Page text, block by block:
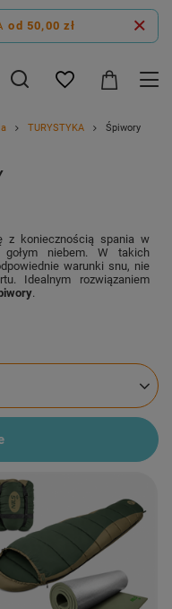
od 50,00 zł
TURYSTYKA Śpiwory
z koniecznością spania w
niebem. W takich
warunki snu, nie
Idealnym rozwiązaniem
.